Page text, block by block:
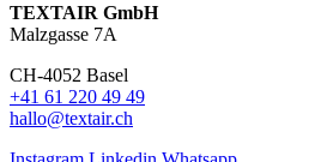
TEXTAIR GmbH
Malzgasse 7A
CH-4052 Basel
+41 61 220 49 49
hallo@textair.ch